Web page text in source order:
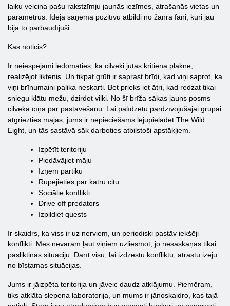
laiku veicina pašu rakstzīmju jaunās iezīmes, atrašanās vietas un
parametrus. Ideja saņēma pozitīvu atbildi no žanra fani, kuri jau
bija to pārbaudījuši.
Kas noticis?
Ir neiespējami iedomāties, kā cilvēki jūtas kritiena plaknē,
realizējot liktenis. Un tikpat grūti ir saprast brīdi, kad viņi saprot, ka
viņi brīnumaini palika neskarti. Bet prieks iet ātri, kad redzat tikai
sniegu klātu mežu, dzirdot vilki. No šī brīža sākas jauns posms
cilvēka cīņā par pastāvēšanu. Lai palīdzētu pārdzīvojušajai grupai
atgriezties mājās, jums ir nepieciešams lejupielādēt The Wild
Eight, un tās sastāvā sāk darboties atbilstoši apstākļiem.
Izpētīt teritoriju
Piedāvājiet māju
Izņem pārtiku
Rūpējieties par katru citu
Sociālie konflikti
Drive off predators
Izpildiet quests
Ir skaidrs, ka viss ir uz nerviem, un periodiski pastāv iekšēji
konflikti. Mēs nevaram ļaut viņiem uzliesmot, jo nesaskaņas tikai
pasliktinās situāciju. Darīt visu, lai izdzēstu konfliktu, atrastu izeju
no bīstamas situācijas.
Jums ir jāizpēta teritorija un jāveic daudz atklājumu. Piemēram,
tiks atklāta slepena laboratorija, un mums ir jānoskaidro, kas tajā